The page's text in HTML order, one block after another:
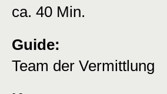
ca. 40 Min.
Guide:
Team der Vermittlung